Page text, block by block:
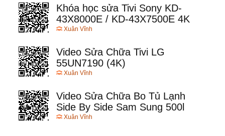
Khóa học sửa Tivi Sony KD-
43X8000E / KD-43X7500E 4K
Xuân Vĩnh
Video Sửa Chữa Tivi LG
55UN7190 (4K)
Xuân Vĩnh
Video Sửa Chữa Bo Tủ Lạnh
Side By Side Sam Sung 500l
Xuân Vĩnh